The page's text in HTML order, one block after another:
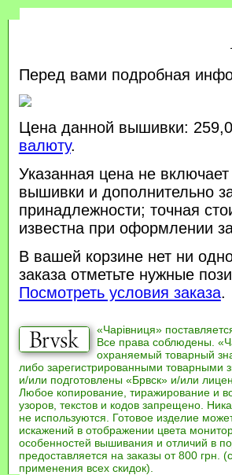
Перед вами подробная
Цена данной вышивки:
валюту.
Указанная цена не включает
вышивки и дополнительно
принадлежности; точная
известна при оформлении
В вашей корзине нет ни
заказа отметьте нужные
Посмотреть условия заказа.
«Чарівниця»
Все права соблюдены.
охраняемый товарный
либо зарегистрированными товарными
и/или подготовлены «Брвск» и/или
Любое копирование, тиражирование и
узоров, текстов и кодов запрещено.
не используются. Готовое изделие
искажений в отображении цвета
особенностей вышивания и отличий в
предоставляется на заказы от 800 грн.
применения всех скидок).